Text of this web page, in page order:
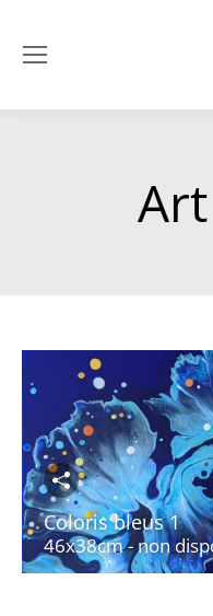
Coloris bleus 1
46x38cm - non